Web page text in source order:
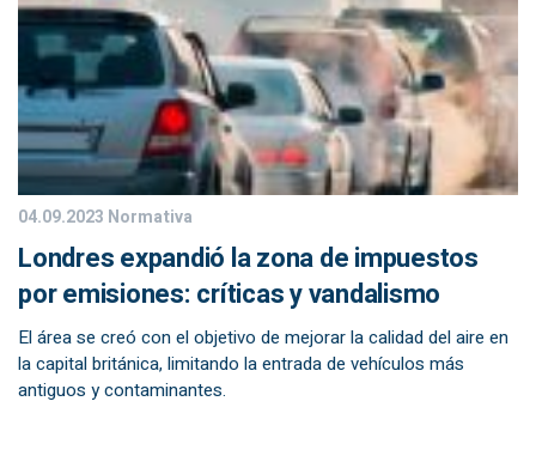
04.09.2023 Normativa
Londres expandió la zona de impuestos
por emisiones: críticas y vandalismo
El área se creó con el objetivo de mejorar la calidad del aire en
la capital británica, limitando la entrada de vehículos más
antiguos y contaminantes.